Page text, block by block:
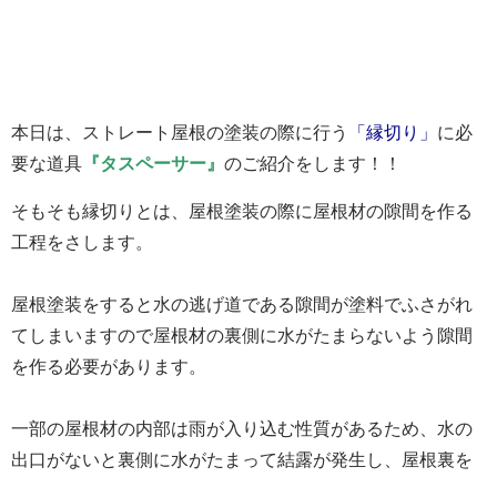
本日は、ストレート屋根の塗装の際に行う 「縁切り」 に必
要な道具 『タスペーサー』 のご紹介をします！！
そもそも縁切りとは、屋根塗装の際に屋根材の隙間を作る
工程をさします。
屋根塗装をすると水の逃げ道である隙間が塗料でふさがれ
てしまいますので屋根材の裏側に水がたまらないよう隙間
を作る必要があります。
一部の屋根材の内部は雨が入り込む性質があるため、水の
出口がないと裏側に水がたまって結露が発生し、屋根裏を